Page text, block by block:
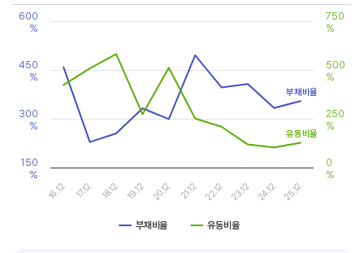
Chart
Line chart with 2 lines.
View as data table, Chart
The chart has 1 X axis displaying categories.
The chart has 2 Y axes displaying values, and values.
부채비율 유동비율
16.12 17.12 18.12 19.12 20.12 21.12 22.12 23.12 24.12 25.12
150
%
300
%
450
%
600
%
0
%
250
%
500
%
750
%
부채비율
유동비율